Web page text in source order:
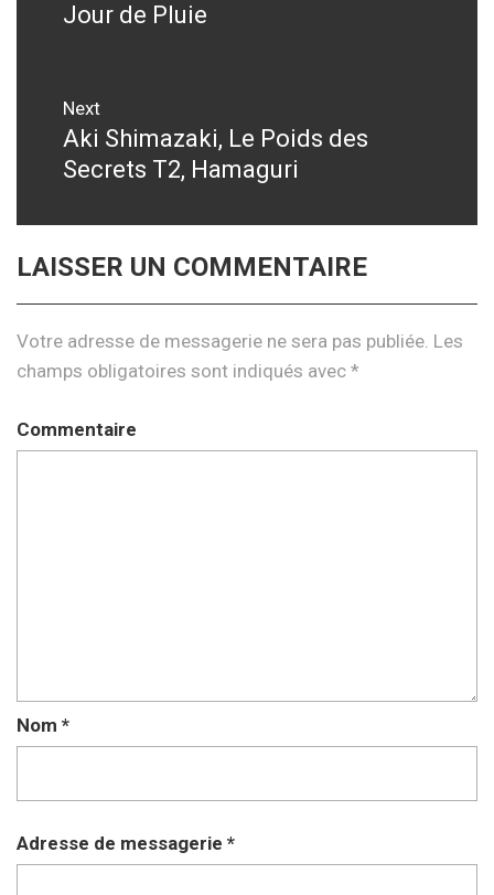
l’article
post:
Jour de Pluie
Next
Next
post:
Aki Shimazaki, Le Poids des
Secrets T2, Hamaguri
LAISSER UN COMMENTAIRE
Votre adresse de messagerie ne sera pas publiée. Les
champs obligatoires sont indiqués avec *
Commentaire
Nom *
Adresse de messagerie *